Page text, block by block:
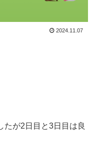
2024.11.07
が2日目と3日目は良